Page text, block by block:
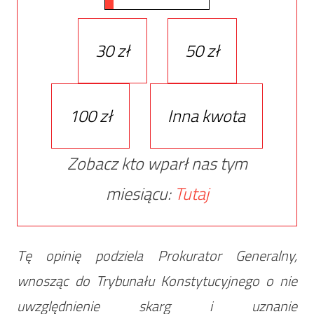
30 zł 50 zł
100 zł
Inna kwota
Zobacz kto wparł nas tym
miesiącu: Tutaj
Tę opinię podziela Prokurator Generalny,
wnosząc do Trybunału Konstytucyjnego o nie
uwzględnienie skarg i uznanie